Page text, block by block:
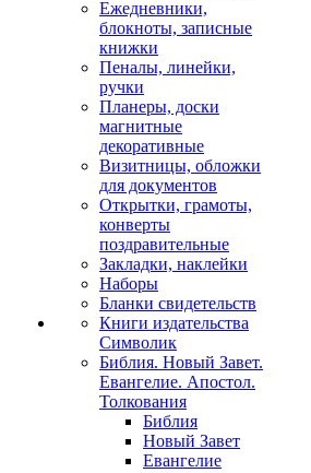
Ежедневники,
блокноты, записные
книжки
Пеналы, линейки,
ручки
Планеры, доски
магнитные
декоративные
Визитницы, обложки
для документов
Открытки, грамоты,
конверты
поздравительные
Закладки, наклейки
Наборы
Бланки свидетельств
Книги издательства
Символик
Библия. Новый Завет.
Евангелие. Апостол.
Толкования
Библия
Новый Завет
Евангелие